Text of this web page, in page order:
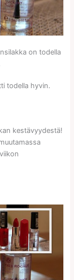
on todella
todella hyvin.
kestävyydestä!